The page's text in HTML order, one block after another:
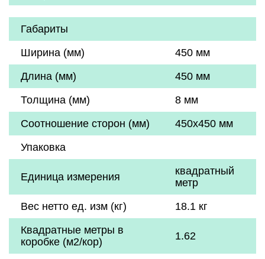
Габариты
Ширина (мм)
450 мм
Длина (мм)
450 мм
Толщина (мм)
8 мм
Соотношение сторон (мм)
450x450 мм
Упаковка
Единица измерения
квадратный
метр
Вес нетто ед. изм (кг)
18.1 кг
Квадратные метры в
коробке (м2/кор)
1.62